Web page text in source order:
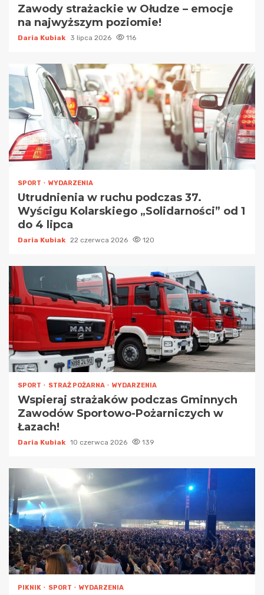
Zawody strażackie w Ołudze – emocje
na najwyższym poziomie!
Daria Kubiak 3 lipca 2026 116
SPORT WYDARZENIA
Utrudnienia w ruchu podczas 37.
Wyścigu Kolarskiego „Solidarności” od 1
do 4 lipca
Daria Kubiak 22 czerwca 2026 120
SPORT STRAŻ POŻARNA WYDARZENIA
Wspieraj strażaków podczas Gminnych
Zawodów Sportowo-Pożarniczych w
Łazach!
Daria Kubiak 10 czerwca 2026 139
PIKNIK SPORT WYDARZENIA